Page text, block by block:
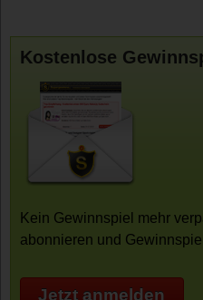
Kostenlose
Kein Gewinnspiel mehr
abonnieren und
Jetzt anmelden